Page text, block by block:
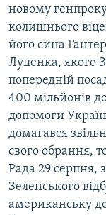
новому
колишнього
його сина
Луценка, якого
попередній
400 мільйонів
допомоги
домагався
свого обрання,
Рада 29 серпня,
Зеленського
американську